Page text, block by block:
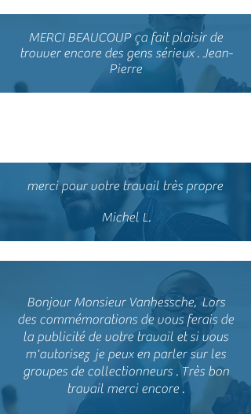
MERCI BEAUCOUP ça fait plaisir de
trouver encore des gens sérieux . Jean-
Pierre
merci pour votre travail très propre
Michel L.
Bonjour Monsieur Vanhessche, Lors
des commémorations de vous ferais de
la publicité de votre travail et si vous
m'autorisez je peux en parler sur les
groupes de collectionneurs . Très bon
travail merci encore .